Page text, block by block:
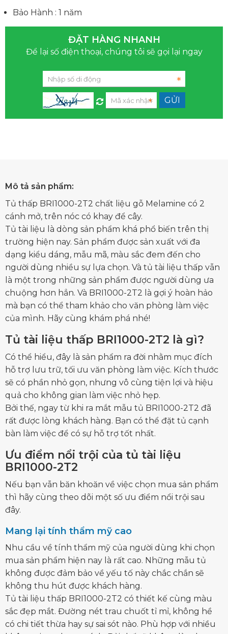
Bảo Hành : 1 năm
ĐẶT HÀNG NHANH
Để lại số điện thoại, chúng tôi sẽ gọi lại ngay
Mô tả sản phẩm:
Tủ thấp BRI1000-2T2 chất liệu gỗ Melamine có 2
cánh mở, trên nóc có khay để cây.
Tủ tài liệu là dòng sản phẩm khá phổ biến trên thị
trường hiện nay. Sản phẩm được sản xuất với đa
dạng kiểu dáng, mẫu mã, màu sắc đem đến cho
người dùng nhiều sự lựa chọn. Và tủ tài liệu thấp vẫn
là một trong những sản phẩm được người dùng ưa
chuộng hơn hẳn. Và BRI1000-2T2 là gợi ý hoàn hảo
mà bạn có thể tham khảo cho văn phòng làm việc
của mình. Hãy cùng khám phá nhé!
Tủ tài liệu thấp BRI1000-2T2 là gì?
Có thể hiểu, đây là sản phẩm ra đời nhằm mục đích
hỗ trợ lưu trữ, tối ưu văn phòng làm việc. Kích thước
sẽ có phần nhỏ gọn, nhưng vô cùng tiện lợi và hiệu
quả cho không gian làm việc nhỏ hẹp.
Bởi thế, ngay từ khi ra mắt mẫu tủ BRI1000-2T2 đã
rất được lòng khách hàng. Bạn có thể đặt tủ cạnh
bàn làm việc để có sự hỗ trợ tốt nhất.
Ưu điểm nổi trội của tủ tài liệu
BRI1000-2T2
Nếu bạn vẫn băn khoăn về việc chọn mua sản phẩm
thì hãy cùng theo dõi một số ưu điểm nổi trội sau
đây.
Mang lại tính thẩm mỹ cao
Nhu cầu về tính thẩm mỹ của người dùng khi chọn
mua sản phẩm hiện nay là rất cao. Những mẫu tủ
không được đảm bảo về yếu tố này chắc chắn sẽ
không thu hút được khách hàng.
Tủ tài liệu thấp BRI1000-2T2 có thiết kế cùng màu
sắc đẹp mắt. Đường nét trau chuốt tỉ mỉ, không hề
có chi tiết thừa hay sự sai sót nào. Phù hợp với nhiều